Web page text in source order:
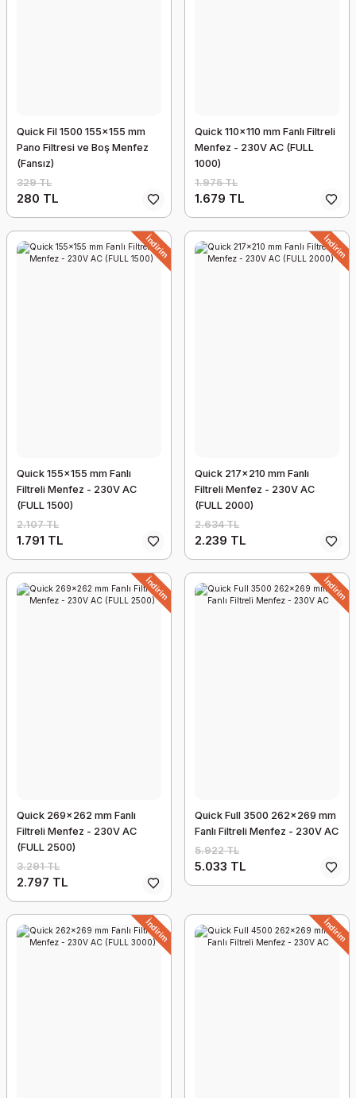
Quick Fil 1500 155x155 mm
Pano Filtresi ve Boş Menfez
(Fansız)
329 TL
280 TL
Quick 110x110 mm Fanlı Filtreli
Menfez - 230V AC (FULL
1000)
1.975 TL
1.679 TL
İndirim
Quick 155x155 mm Fanlı
Filtreli Menfez - 230V AC
(FULL 1500)
2.107 TL
1.791 TL
İndirim
Quick 217x210 mm Fanlı
Filtreli Menfez - 230V AC
(FULL 2000)
2.634 TL
2.239 TL
İndirim
Quick 269x262 mm Fanlı
Filtreli Menfez - 230V AC
(FULL 2500)
3.291 TL
2.797 TL
İndirim
Quick Full 3500 262x269 mm
Fanlı Filtreli Menfez - 230V AC
5.922 TL
5.033 TL
İndirim İndirim